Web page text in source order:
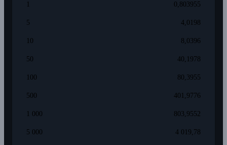
0,803955
5 4,0198
10 8,0396
50 40,1978
100 80,3955
500 401,9776
1 000 803,9552
5 000 4 019,78